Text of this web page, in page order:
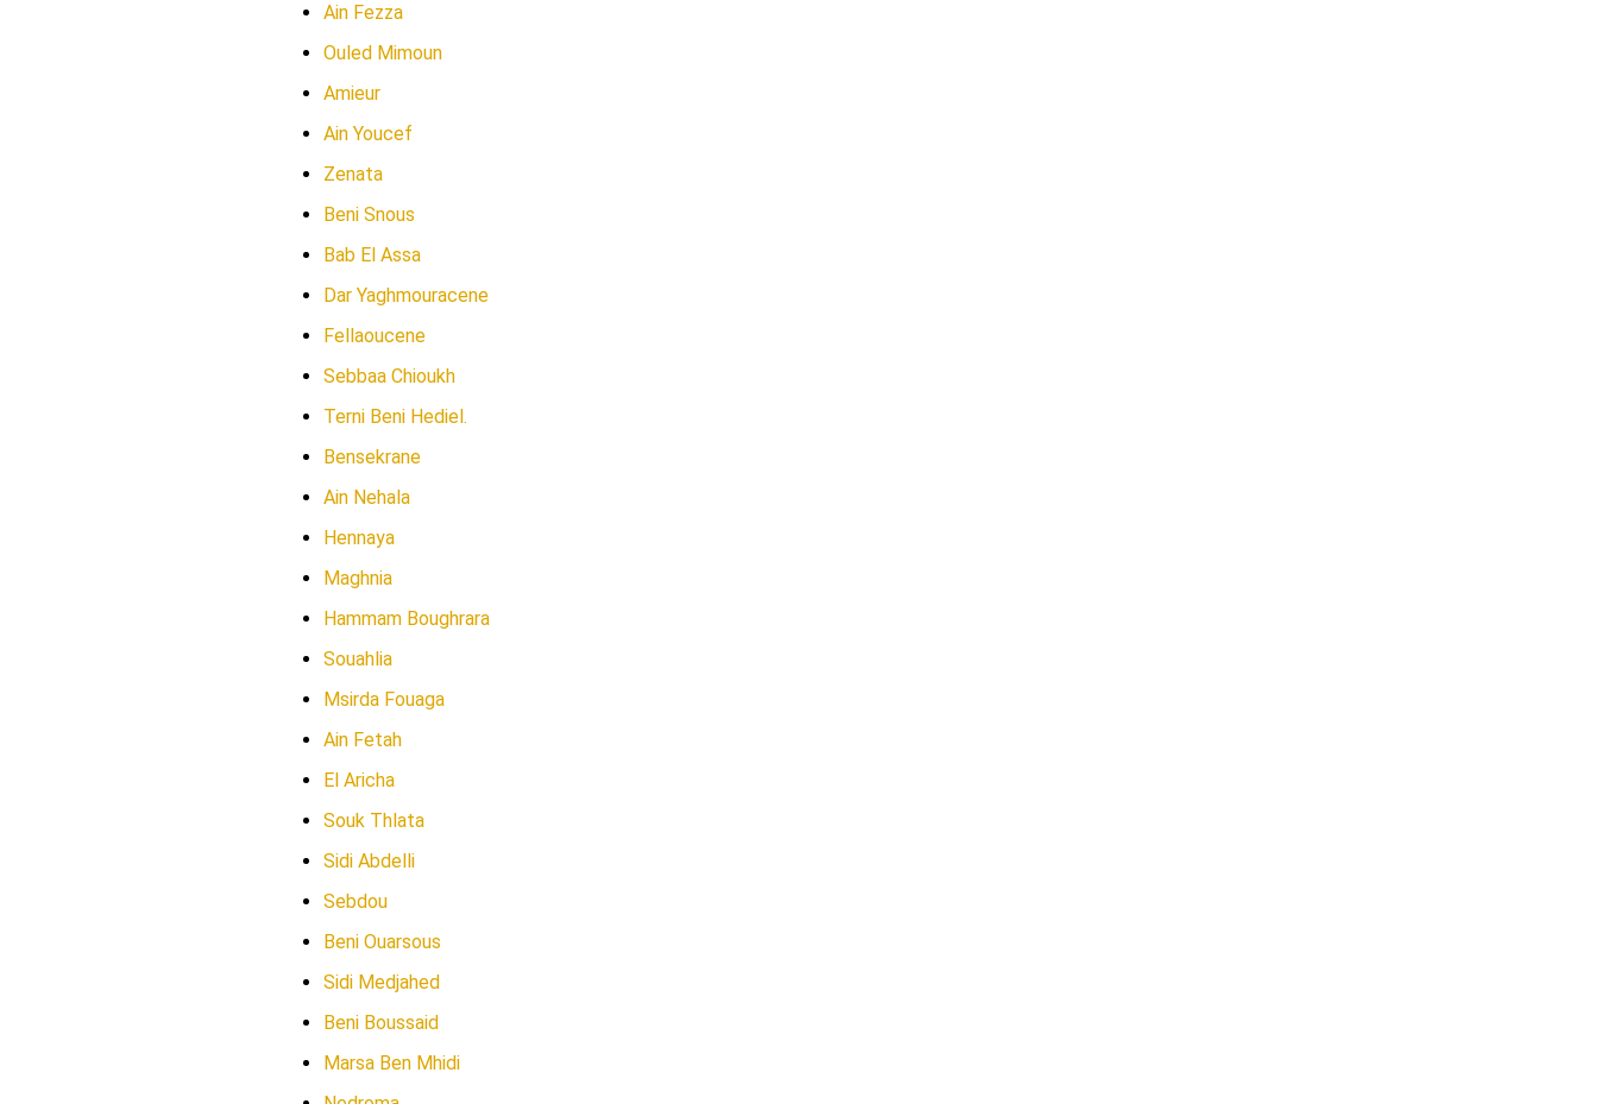
Ain Fezza
Ouled Mimoun
Amieur
Ain Youcef
Zenata
Beni Snous
Bab El Assa
Dar Yaghmouracene
Fellaoucene
Sebbaa Chioukh
Terni Beni Hediel.
Bensekrane
Ain Nehala
Hennaya
Maghnia
Hammam Boughrara
Souahlia
Msirda Fouaga
Ain Fetah
El Aricha
Souk Thlata
Sidi Abdelli
Sebdou
Beni Ouarsous
Sidi Medjahed
Beni Boussaid
Marsa Ben Mhidi